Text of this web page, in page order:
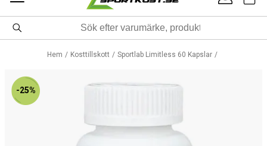
Hem Kosttillskott Sportlab Limitless 60 Kapslar
-25%